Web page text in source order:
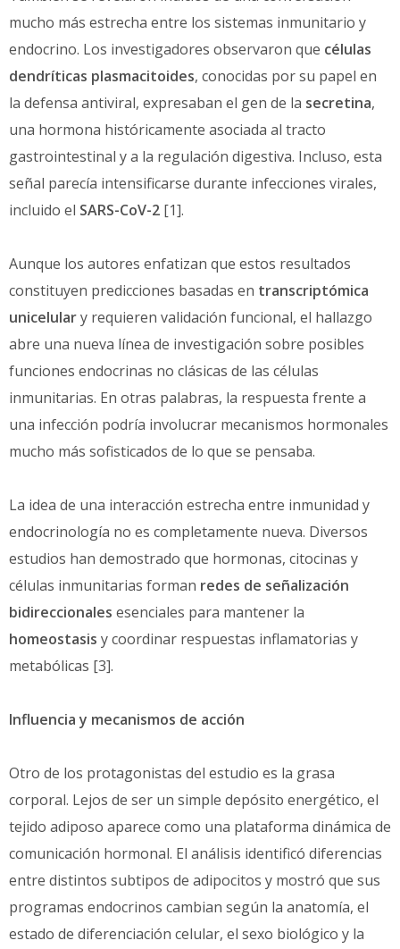
mucho más estrecha entre los sistemas inmunitario y
endocrino. Los investigadores observaron que células
dendríticas plasmacitoides, conocidas por su papel en
la defensa antiviral, expresaban el gen de la secretina,
una hormona históricamente asociada al tracto
gastrointestinal y a la regulación digestiva. Incluso, esta
señal parecía intensificarse durante infecciones virales,
incluido el SARS-CoV-2 [1].
Aunque los autores enfatizan que estos resultados
constituyen predicciones basadas en transcriptómica
unicelulary requieren validación funcional, el hallazgo
abre una nueva línea de investigación sobre posibles
funciones endocrinas no clásicas de las células
inmunitarias. En otras palabras, la respuesta frente a
una infección podría involucrar mecanismos hormonales
mucho más sofisticados de lo que se pensaba.
La idea de una interacción estrecha entre inmunidad y
endocrinología no es completamente nueva. Diversos
estudios han demostrado que hormonas, citocinas y
células inmunitarias forman redes de señalización
bidireccionales esenciales para mantener la
homeostasis y coordinar respuestas inflamatorias y
metabólicas [3].
Influencia y mecanismos de acción
Otro de los protagonistas del estudio es la grasa
corporal. Lejos de ser un simple depósito energético, el
tejido adiposo aparece como una plataforma dinámica de
comunicación hormonal. El análisis identificó diferencias
entre distintos subtipos de adipocitos y mostró que sus
programas endocrinos cambian según la anatomía, el
estado de diferenciación celular, el sexo biológico y la